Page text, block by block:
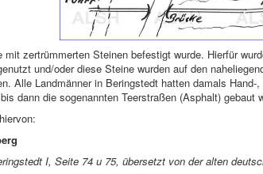
zertrümmerten Steinen befestigt wurde. Hierfür
und/oder diese Steine wurden auf den
Alle Landmänner in Beringstedt hatten damals
dann die sogenannten Teerstraßen (Asphalt)
I, Seite 74 u 75, übersetzt von der alten